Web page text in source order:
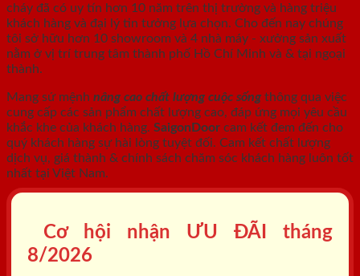
cháy đã có uy tín hơn 10 năm trên thị trường và hàng triệu
khách hàng và đại lý tin tưởng lựa chọn. Cho đến nay chúng
tôi sở hữu hơn 10 showroom và 4 nhà máy - xưởng sản xuất
nằm ở vị trí trung tâm thành phố Hồ Chí Minh và & tại ngoại
thành.
Mang sứ mệnh nâng cao chất lượng cuộc sống thông qua việc
cung cấp các sản phẩm chất lượng cao, đáp ứng mọi yêu cầu
khắc khe của khách hàng. SaigonDoor cam kết đem đến cho
quý khách hàng sự hài lòng tuyệt đối. Cam kết chất lượng
dịch vụ, giá thành & chính sách chăm sóc khách hàng luôn tốt
nhất tại Việt Nam.
Cơ hội nhận ƯU ĐÃI tháng
8/2026